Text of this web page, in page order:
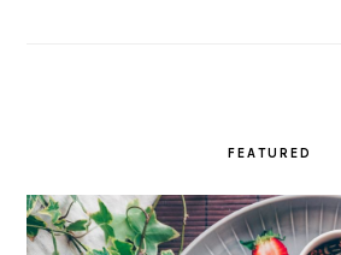
FEATURED